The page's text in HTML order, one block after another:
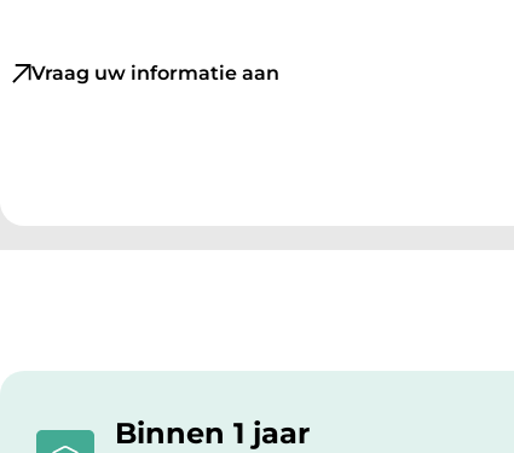
Vraag uw informatie aan
Binnen 1 jaar